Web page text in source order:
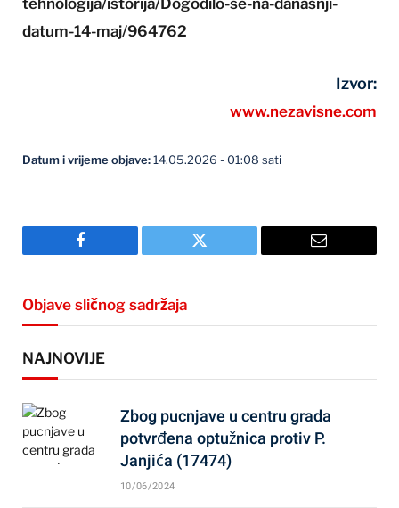
tehnologija/istorija/Dogodilo-se-na-danasnji-
datum-14-maj/964762
Izvor:
www.nezavisne.com
Datum i vrijeme objave:14.05.2026 - 01:08 sati
Facebook Twitter Email
Objave sličnog sadržaja
NAJNOVIJE
Zbog pucnjave u centru grada
potvrđena optužnica protiv P.
Janjića (17474)
10/06/2024